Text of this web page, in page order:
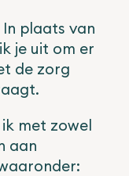
plaats van
je uit om er
de zorg
met zowel
aan